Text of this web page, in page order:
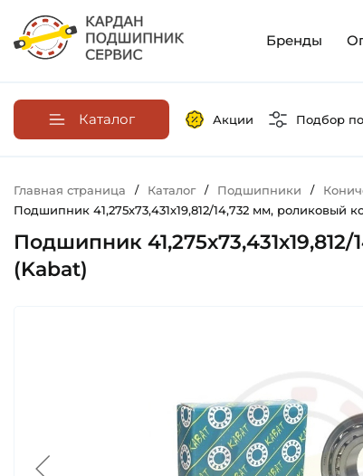
Бренды
Каталог Акции Подбор
Главная страница / Каталог / Подшипники /
Подшипник 41,275х73,431х19,812/14,732 мм, роликовый
Подшипник
(Kabat)